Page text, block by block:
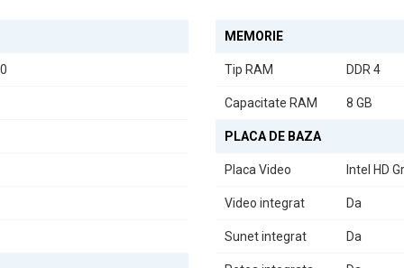
spațiu, dar oferă și un aspect elegant, potrivit pentru
perfect.
o performanță rapidă și eficientă.
pentru cei care doresc un calculator fiabil, performant și accesibil.
MEMORIE
Tip RAM DDR 4
Capacitate RAM 8 GB
PLACA DE BAZA
Placa Video Intel HD
Video integrat Da
Sunet integrat Da